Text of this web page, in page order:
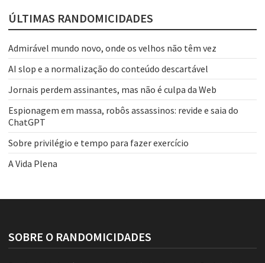
ÚLTIMAS RANDOMICIDADES
Admirável mundo novo, onde os velhos não têm vez
AI slop e a normalização do conteúdo descartável
Jornais perdem assinantes, mas não é culpa da Web
Espionagem em massa, robôs assassinos: revide e saia do
ChatGPT
Sobre privilégio e tempo para fazer exercício
A Vida Plena
SOBRE O RANDOMICIDADES